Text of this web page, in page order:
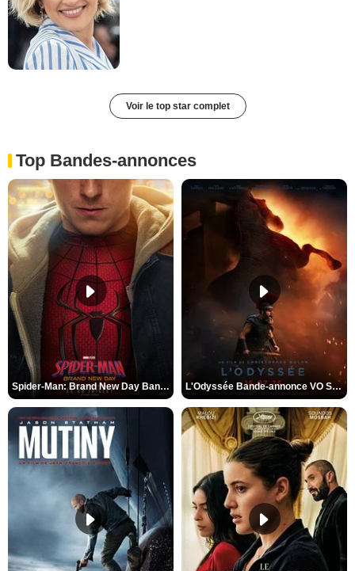
Voir le top star complet
Top Bandes-annonces
Spider-Man: Brand New Day Bande-annonce VO STFR L'Odyssée Bande-annonce VO STFR